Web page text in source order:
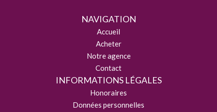
NAVIGATION
Accueil
Acheter
Notre agence
Contact
INFORMATIONS LÉGALES
Honoraires
Données personnelles